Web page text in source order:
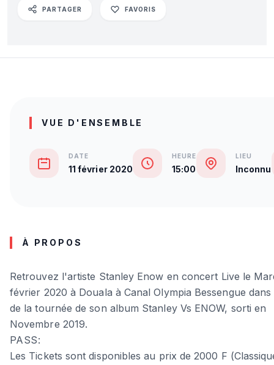
PARTAGER FAVORIS
VUE D'ENSEMBLE
DATE
11 février 2020
HEURE
15:00
LIEU
Inconnu
À PROPOS
Retrouvez l'artiste Stanley Enow en concert Live le
février 2020 à Douala à Canal Olympia Bessengue
de la tournée de son album Stanley Vs ENOW, sorti en
Novembre 2019.
PASS:
Les Tickets sont disponibles au prix de 2000 F